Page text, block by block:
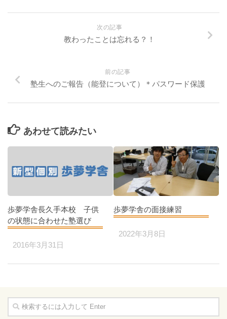
次の記事
教わったことは忘れる？！
前の記事
塾生へのご報告（能登について）＊パスワード保護
あわせて読みたい
歩夢学舎長久手本校 子供
の状態に合わせた塾選び
2016年3月31日
歩夢学舎の面接練習
2022年3月8日